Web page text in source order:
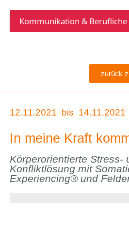
Kommunikation &
zurück
12.11.2021 bis 14.11.2021
In meine Kraft
Körperorientierte Stress-
Konfliktlösung mit
Experiencing® und